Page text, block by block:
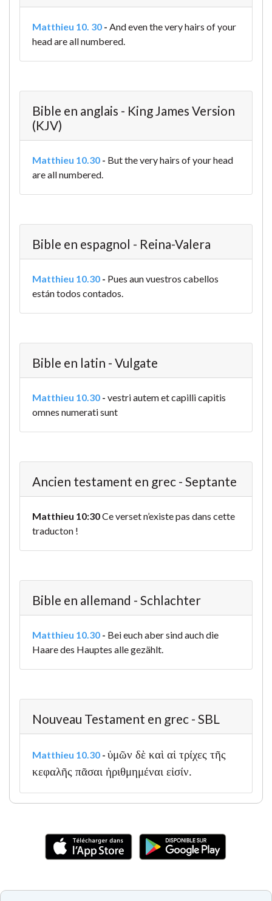
Matthieu 10. 30 - And even the very hairs of your
head are all numbered.
Bible en anglais - King James Version
(KJV)
Matthieu 10.30 - But the very hairs of your head
are all numbered.
Bible en espagnol - Reina-Valera
Matthieu 10.30 - Pues aun vuestros cabellos
están todos contados.
Bible en latin - Vulgate
Matthieu 10.30 - vestri autem et capilli capitis
omnes numerati sunt
Ancien testament en grec - Septante
Matthieu 10:30Ce verset n’existe pas dans cette
traducton !
Bible en allemand - Schlachter
Matthieu 10.30 - Bei euch aber sind auch die
Haare des Hauptes alle gezählt.
Nouveau Testament en grec - SBL
Matthieu 10.30 - ὑμῶν δὲ καὶ αἱ τρίχες τῆς
κεφαλῆς πᾶσαι ἠριθμημέναι εἰσίν.